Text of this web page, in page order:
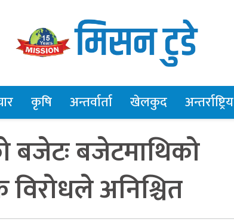
कृषि अन्तर्वार्ता खेलकुद अन्तर्राष्ट्रिय
बजेटः बजेटमाथिको
अनिश्चित